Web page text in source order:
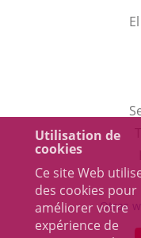
Utilisation de
cookies
Ce site Web
des cookies pour
améliorer votre
expérience de
Otras